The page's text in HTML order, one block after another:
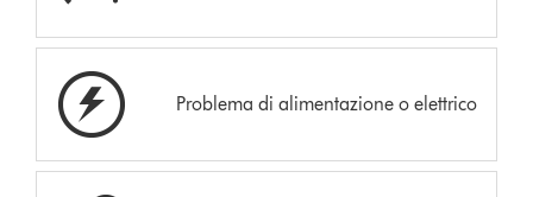
Problema di alimentazione o elettrico